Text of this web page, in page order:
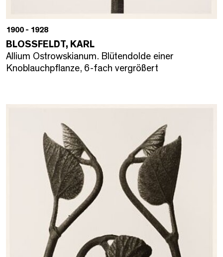
1900 - 1928
BLOSSFELDT, KARL
Allium Ostrowskianum. Blütendolde einer
Knoblauchpflanze, 6-fach vergrößert